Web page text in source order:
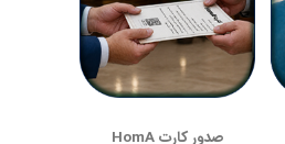
صدور کارت HomA